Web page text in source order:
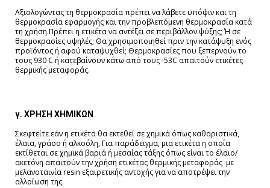
Αξιολογώντας τη θερμοκρασία πρέπει να λάβετε υπόψιν και τη
θερμοκρασία εφαρμογής και την προβλεπόμενη θερμοκρασία κατά
τη χρήση.Πρέπει η ετικέτα να αντέξει σε περιβάλλον ψύξης; Ή σε
θερμοκρασίες υψηλές; Θα χρησιμοποιηθεί πριν την κατάψυξη ενός
προϊόντος ή αφού καταψυχθεί; Θερμοκρασίες που ξεπερνούν το
τους 930 C ή κατεβαίνουν κάτω από τους -53C απαιτούν ετικέτες
θερμικής μεταφοράς.
γ. ΧΡΗΣΗ ΧΗΜΙΚΩΝ
Σκεφτείτε εάν η ετικέτα θα εκτεθεί σε χημικά όπως καθαριστικά,
έλαια, γράσο ή αλκοόλη, Για παράδειγμα, μια ετικέτα η οποία
εκτίθεται σε χημικά βαριά ή μεσαίας τάξης όπως είναι το έλαιο/
ακετόνη απαιτούν την χρήση ετικέτας θερμικής μεταφοράς με
μελανοταινία resin εξαιρετικής αντοχής για να αποτρέψει την
αλλοίωση της.